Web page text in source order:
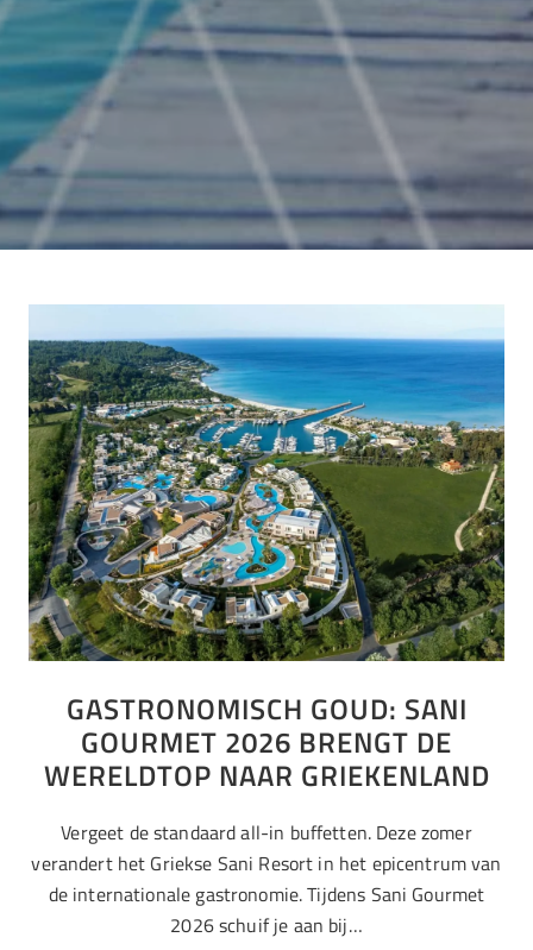
GASTRONOMISCH GOUD: SANI
GOURMET 2026 BRENGT DE
WERELDTOP NAAR GRIEKENLAND
Vergeet de standaard all-in buffetten. Deze zomer
verandert het Griekse Sani Resort in het epicentrum van
de internationale gastronomie. Tijdens Sani Gourmet
2026 schuif je aan bij…